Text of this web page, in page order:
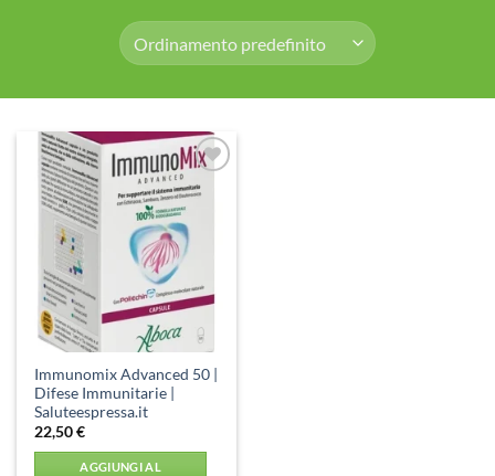
Aggiungi
alla lista
desideri
Immunomix Advanced 50 |
Difese Immunitarie |
Saluteespressa.it
22,50€
AGGIUNGI AL